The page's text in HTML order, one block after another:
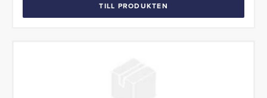
TILL PRODUKTEN